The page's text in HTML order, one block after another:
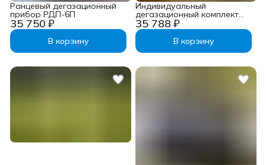
35 750 ₽
Ранцевый дегазационный
прибор РДП-6П
В корзину
35 788 ₽
Индивидуальный
дегазационный комплект
ИДК-1М
В корзину